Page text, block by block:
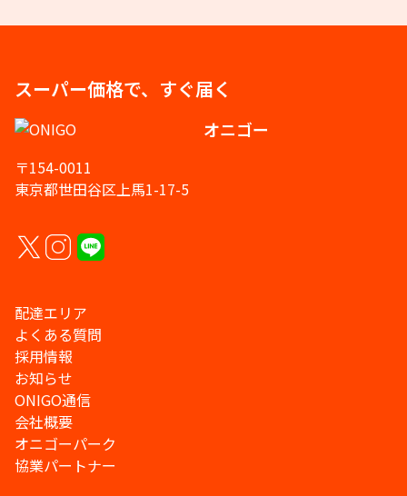
スーパー価格で、すぐ届く
オニゴー
〒154-0011
東京都世田谷区上馬1-17-5
配達エリア
よくある質問
採用情報
お知らせ
ONIGO通信
会社概要
オニゴーパーク
協業パートナー